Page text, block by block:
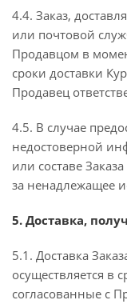
4.4. Заказ,
или почтовой
Продавцом в
сроки доставки
Продавец
4.5. В случае
недостоверной
или составе
за ненадлежащее
5. Доставка,
5.1. Доставка
осуществляется в
согласованные с